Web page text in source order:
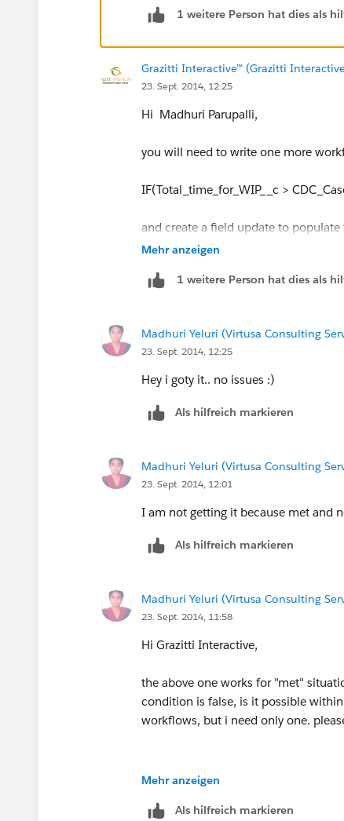
you should write the rule criteria like
and create a field update to populate
1 weitere Person hat dies als
Grazitti Interactive™ (Grazitti
23. Sept. 2014, 12:25
Hi Madhuri Parupalli,
you will need to write one more
IF(Total_time_for_WIP__c >
and create a field update to
Mehr anzeigen
1 weitere Person hat dies als
Madhuri Yeluri (Virtusa Consulting
23. Sept. 2014, 12:25
Hey i goty it.. no issues :)
Als hilfreich markieren
Madhuri Yeluri (Virtusa Consulting
23. Sept. 2014, 12:01
I am not getting it because met and
Als hilfreich markieren
Madhuri Yeluri (Virtusa Consulting
23. Sept. 2014, 11:58
Hi Grazitti Interactive,
the above one works for "met"
condition is false, is it possible
workflows, but i need only one.
Mehr anzeigen
Als hilfreich markieren